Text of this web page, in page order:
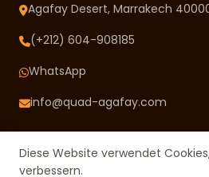
Agafay Desert, Marrakech
(+212) 604-908185
WhatsApp
info@quad-agafay.com
Diese Website verwendet
verbessern.